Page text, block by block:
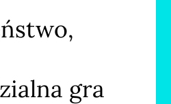
gra